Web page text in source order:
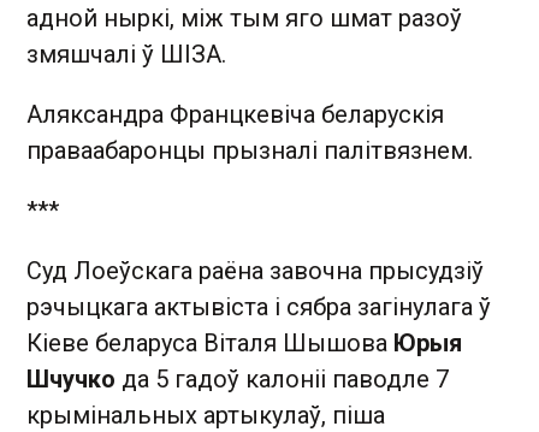
адной ныркі, між тым яго шмат разоў
змяшчалі ў ШІЗА.
Аляксандра Францкевіча беларускія
праваабаронцы прызналі палітвязнем.
***
Суд Лоеўскага раёна завочна прысудзіў
рэчыцкага актывіста і сябра загінулага ў
Кіеве беларуса Віталя Шышова Юрыя
Шчучко да 5 гадоў калоніі паводле 7
крымінальных артыкулаў, піша